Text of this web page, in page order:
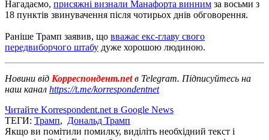
Нагадаємо, присяжні визнали Манафорта винним за восьми з
18 пунктів звинувачення після чотирьох днів обговорення.
Раніше Трамп заявив, що вважає екс-главу свого
передвиборчого штабу дуже хорошою людиною.
Новини від Корреспондент.netв Telegram. Підписуйтесь на
наш канал https://t.me/korrespondentnet
Читайте Korrespondent.net в Google News
ТЕГИ: Трамп, Дональд Трамп
Якщо ви помітили помилку, виділіть необхідний текст і